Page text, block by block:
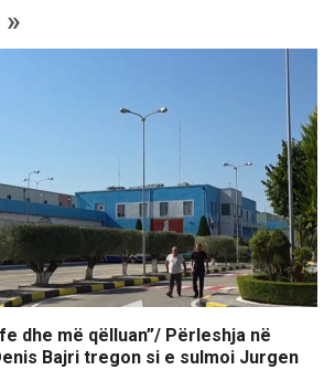
dhe më qëlluan”/ Përleshja në
Bajri tregon si e sulmoi Jurgen